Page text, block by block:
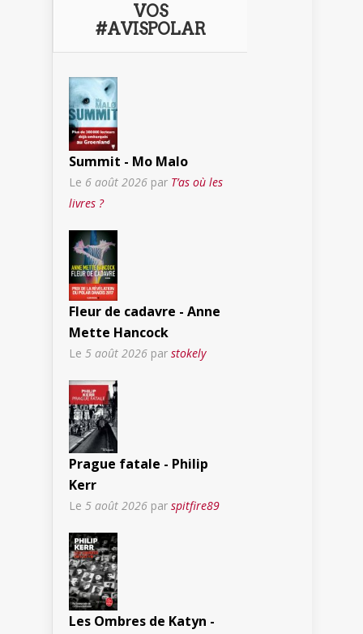
VOS
#AVISPOLAR
Summit - Mo Malo
Le 6 août 2026 par T’as où les
livres ?
Fleur de cadavre - Anne
Mette Hancock
Le 5 août 2026 par stokely
Prague fatale - Philip
Kerr
Le 5 août 2026 par spitfire89
Les Ombres de Katyn -